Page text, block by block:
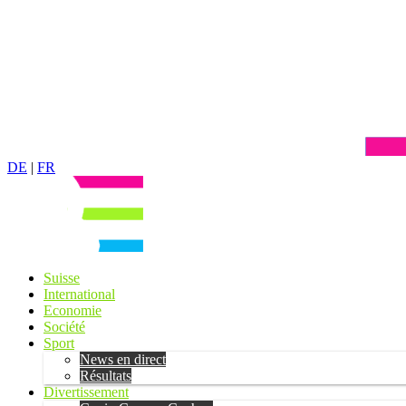
DE | FR
Suisse
International
Economie
Société
Sport
News en direct
Résultats
Divertissement